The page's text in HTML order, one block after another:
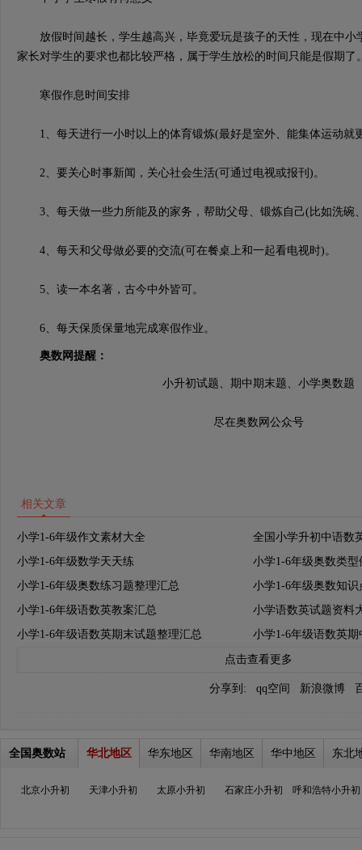
放假时间越长，学生越高兴，毕竟爱玩是孩子的天性，现在中小
家长对学生的要求也都比较严格，属于学生放松的时间只能是假期了
寒假作息时间安排
1、每天进行一小时以上的体育锻炼(最好是室外、能集体运动就
2、要关心时事新闻，关心社会生活(可通过电视或报刊)。
3、每天做一些力所能及的家务，帮助父母、锻炼自己(比如洗碗
4、每天和父母做必要的交流(可在餐桌上和一起看电视时)。
5、读一本名著，古今中外皆可。
6、每天保质保量地完成寒假作业。
奥数网提醒：
小升初试题、期中期末题、小学奥数题
尽在奥数网公众号
相关文章
小学1-6年级作文素材大全
全国小学升初中语数
小学1-6年级数学天天练
小学1-6年级奥数类
小学1-6年级奥数练习题整理汇总
小学1-6年级奥数知识
小学1-6年级语数英教案汇总
小学语数英试题资料
小学1-6年级语数英期末试题整理汇总
小学1-6年级语数英
点击查看更多
分享到: qq空间 新浪微博
全国奥数站 华北地区 华东地区 华南地区 华中地区 东北
北京小升初 天津小升初 太原小升初 石家庄小升初 呼和浩特小升初